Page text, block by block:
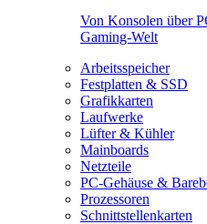
Von Konsolen über
Gaming-Welt
Arbeitsspeicher
Festplatten & SSD
Grafikkarten
Laufwerke
Lüfter & Kühler
Mainboards
Netzteile
PC-Gehäuse &
Prozessoren
Schnittstellenkarten